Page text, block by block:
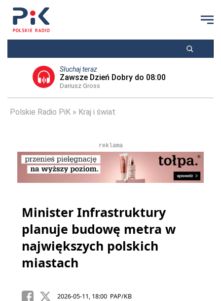
Słuchaj teraz
Zawsze Dzień Dobry do 08:00
Dariusz Gross
Polskie Radio PiK Kraj i świat
reklama
Minister Infrastruktury
planuje budowę metra w
największych polskich
miastach
2026-05-11, 18:00 PAP/KB